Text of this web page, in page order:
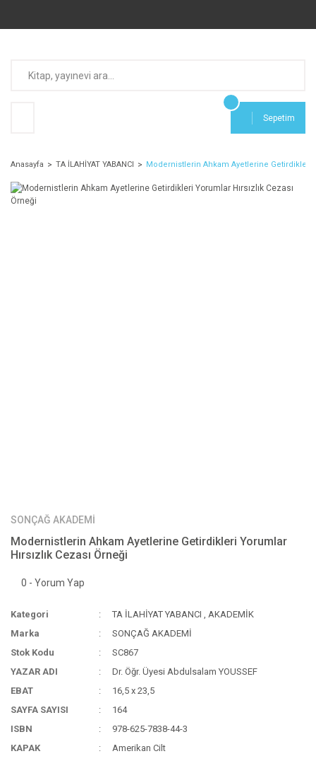
Sepetim
Anasayfa TA İLAHİYAT YABANCI Modernistlerin Ahkam Ayetlerine Getirdikleri
SONÇAĞ AKADEMİ
Modernistlerin Ahkam Ayetlerine Getirdikleri Yorumlar
Hırsızlık Cezası Örneği
0 - Yorum Yap
Kategori TA İLAHİYAT YABANCI ,AKADEMİK
Marka
SONÇAĞ AKADEMİ
Stok Kodu
SC867
YAZAR ADI
Dr. Öğr. Üyesi Abdulsalam YOUSSEF
EBAT
16,5 x 23,5
SAYFA SAYISI
164
ISBN
978-625-7838-44-3
KAPAK
Amerikan Cilt